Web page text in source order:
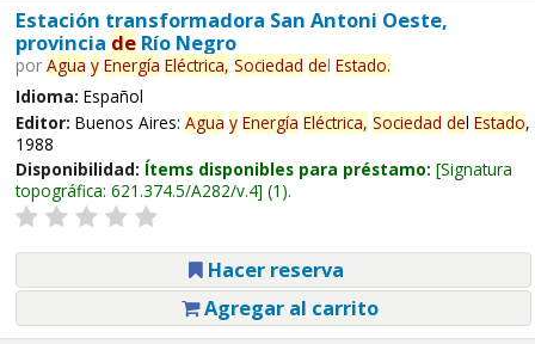
Estación transformadora San Antoni Oeste,
provincia deRío Negro
por Agua y Energía Eléctrica, Sociedad del Estado.
Idioma: Español
Editor: Buenos Aires: Agua y Energía Eléctrica, Sociedad del Estado,
1988
Disponibilidad: Ítems disponibles para préstamo: Signatura
topográfica: 621.374.5/A282/v.4 (1).
Hacer reserva
Agregar al carrito